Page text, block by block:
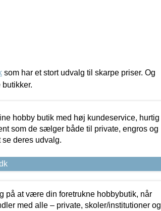
som har et stort udvalg til skarpe priser. Og
hobby butik med høj kundeservice, hurtig
som de sælger både til private, engros og
se deres udvalg.
på at være din foretrukne hobbybutik, når
med alle – private, skoler/institutioner og